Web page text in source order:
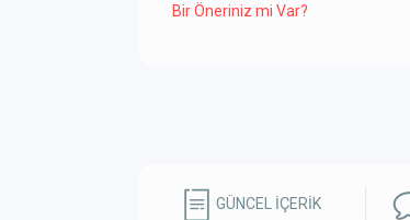
Bir Öneriniz mi Var?
GÜNCEL İÇERİK